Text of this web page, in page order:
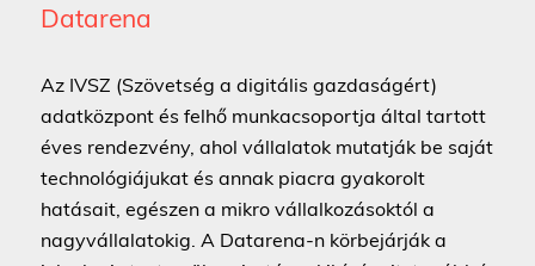
Datarena
Az IVSZ (Szövetség a digitális gazdaságért)
adatközpont és felhő munkacsoportja által tartott
éves rendezvény, ahol vállalatok mutatják be saját
technológiájukat és annak piacra gyakorolt
hatásait, egészen a mikro vállalkozásoktól a
nagyvállalatokig. A Datarena-n körbejárják a